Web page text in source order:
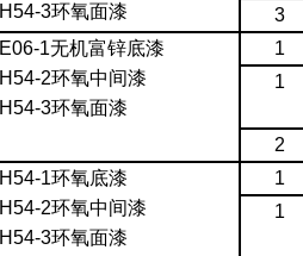
H54-3环氧面漆
3
E06-1无机富锌底漆
H54-2环氧中间漆
H54-3环氧面漆
1
1
2
H54-1环氧底漆
H54-2环氧中间漆
H54-3环氧面漆
1
1